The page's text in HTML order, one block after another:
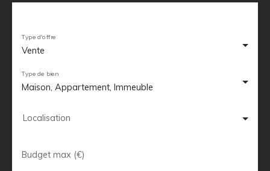
Vente
Type d'offre
Maison, Appartement, Immeuble
Type de bien
Localisation
Budget max (€)